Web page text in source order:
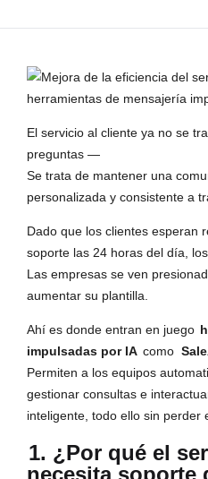
El servicio al cliente ya no se
preguntas —
Se trata de mantener una
personalizada y consistente a
Dado que los clientes esperan
soporte las 24 horas del día,
Las empresas se ven
aumentar su plantilla.
Ahí es donde entran en juego
impulsadas por IA como
Permiten a los equipos
gestionar consultas e
inteligente, todo ello sin perder
1. ¿Por qué el